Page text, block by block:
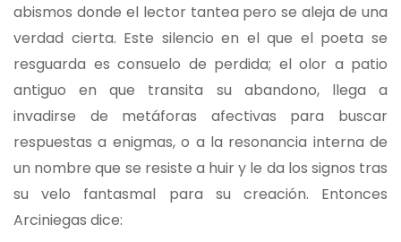
abismos donde el lector tantea pero se aleja de una
verdad cierta. Este silencio en el que el poeta se
resguarda es consuelo de perdida; el olor a patio
antiguo en que transita su abandono, llega a
invadirse de metáforas afectivas para buscar
respuestas a enigmas, o a la resonancia interna de
un nombre que se resiste a huir y le da los signos tras
su velo fantasmal para su creación. Entonces
Arciniegas dice: